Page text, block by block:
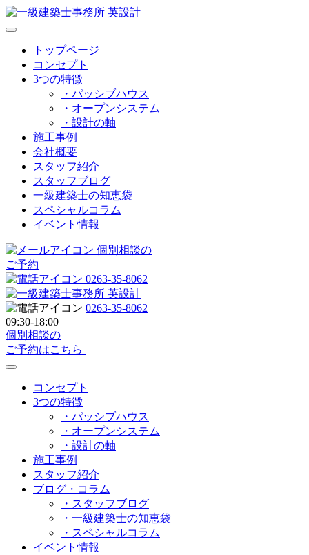
トップページ
コンセプト
3つの特徴
・パッシブハウス
・オープンシステム
・設計の軸
施工事例
会社概要
スタッフ紹介
スタッフブログ
一級建築士の知恵袋
スペシャルコラム
イベント情報
個別相談の
ご予約
0263-35-8062
0263-35-8062
09:30-18:00
個別相談の
ご予約はこちら
コンセプト
3つの特徴
・パッシブハウス
・オープンシステム
・設計の軸
施工事例
スタッフ紹介
ブログ・コラム
・スタッフブログ
・一級建築士の知恵袋
・スペシャルコラム
イベント情報